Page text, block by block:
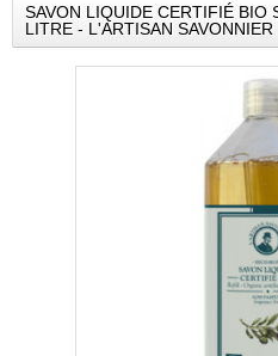
SAVON LIQUIDE CERTIFIÉ BIO
LITRE - L'ARTISAN SAVONNIER